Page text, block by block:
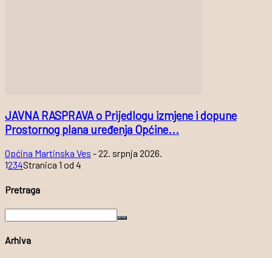
JAVNA RASPRAVA o Prijedlogu izmjene i dopune
Prostornog plana uređenja Općine...
Općina Martinska Ves -22. srpnja 2026.
1234Stranica 1 od 4
Pretraga
Arhiva